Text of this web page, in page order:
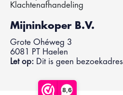
8,6
Klachtenafhandeling
Mijninkoper B.V.
Grote Ohéweg 3
6081 PT Haelen
Let op: Dit is geen bezoekadres